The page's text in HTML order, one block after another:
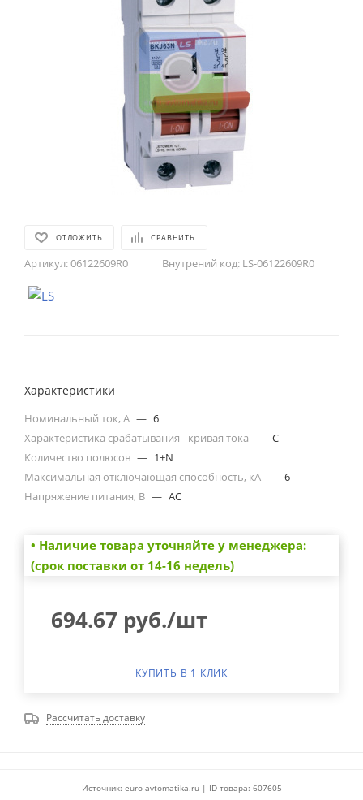
ОТЛОЖИТЬ СРАВНИТЬ
Артикул:06122609R0 Внутрений код: LS-06122609R0
Характеристики
Номинальный ток, А — 6
Характеристика срабатывания - кривая тока — C
Количество полюсов — 1+N
Максимальная отключающая способность, кА — 6
Напряжение питания, В — AC
• Наличие товара уточняйте у менеджера:
(срок поставки от 14-16 недель)
694.67 руб./шт
КУПИТЬ В 1 КЛИК
Рассчитать доставку
Источник: euro-avtomatika.ru | ID товара: 607605